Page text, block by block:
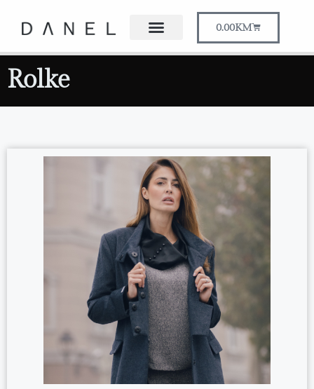
0.00KM
Rolke